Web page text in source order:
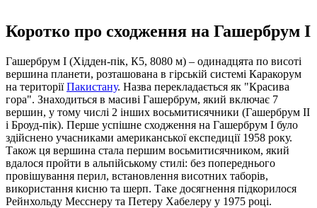
Коротко про сходження на Гашербрум I
Гашербрум I (Хідден-пік, К5, 8080 м) – одинадцята по висоті
вершина планети, розташована в гірській системі Каракорум
на територіїПакистану. Назва перекладається як "Красива
гора". Знаходиться в масиві Гашербрум, який включає 7
вершин, у тому числі 2 інших восьмитисячники (Гашербрум II
і Броуд-пік). Перше успішне сходження на Гашербрум I було
здійснено учасниками американської експедиції 1958 року.
Також ця вершина стала першим восьмитисячником, який
вдалося пройти в альпійському стилі: без попереднього
провішування перил, встановлення висотних таборів,
використання кисню та шерп. Таке досягнення підкорилося
Рейнхольду Месснеру та Петеру Хабелеру у 1975 році.